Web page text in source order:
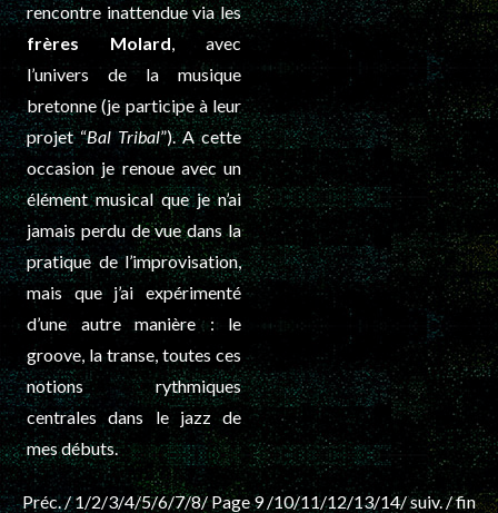
rencontre inattendue via les
frères Molard, avec
l’univers de la musique
bretonne (je participe à leur
projet “Bal Tribal”). A cette
occasion je renoue avec un
élément musical que je n’ai
jamais perdu de vue dans la
pratique de l’improvisation,
mais que j’ai expérimenté
d’une autre manière : le
groove, la transe, toutes ces
notions rythmiques
centrales dans le jazz de
mes débuts.
Préc. / 1/2/3/4/5/6/7/8/ Page 9 /10/11/12/13/14/suiv./fin